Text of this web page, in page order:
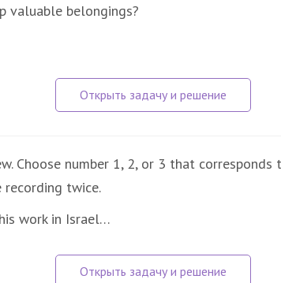
valuable belongings?
Choose number 1, 2, or 3 that corresponds
recording twice.
work in Israel…